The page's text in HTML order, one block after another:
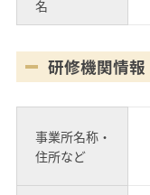
名
研修機関情報
事業所名称・
住所など